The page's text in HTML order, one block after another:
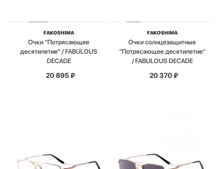
FAKOSHIMA
Очки "Потрясающее
десятилетие" / FABULOUS
DECADE
20 895₽
FAKOSHIMA
Очки солнцезащитные
"Потрясающее десятилетие"
/ FABULOUS DECADE
20 370₽